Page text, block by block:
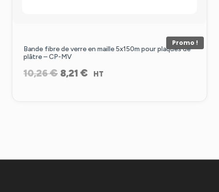
Promo !
Bande fibre de verre en maille 5x150m pour plaques de
plâtre – CP-MV
10,26€ Le
8,21 € LeHT